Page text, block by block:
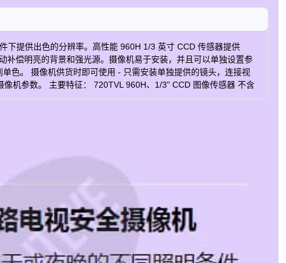
下提供出色的分辨率。高性能 960H 1/3 英寸 CCD 传感器提供
偿明亮的背景和强光源。摄像机易于安装，并且可以单独设置参
色。 摄像机供货时即可使用 - 只需安装单独提供的镜头，连接视
机参数。 主要特征： 720TVL 960H、1/3" CCD 图像传感器 不含